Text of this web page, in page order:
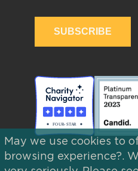
May we use cookies to
browsing experience?.